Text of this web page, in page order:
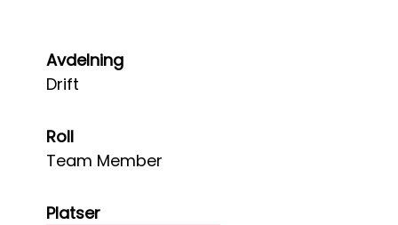
Avdelning
Drift
Roll
Team Member
Platser